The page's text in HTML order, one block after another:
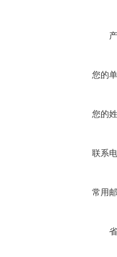
您的
您的
联系
常用